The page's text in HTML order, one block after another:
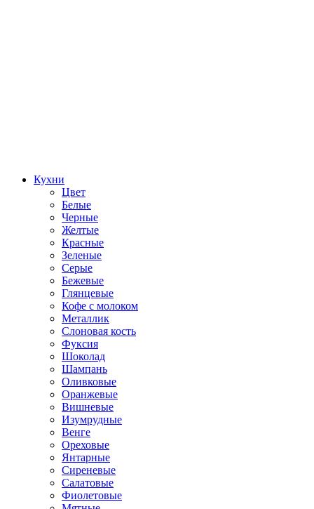
Кухни
Цвет
Белые
Черные
Желтые
Красные
Зеленые
Серые
Бежевые
Глянцевые
Кофе с молоком
Металлик
Слоновая кость
Фуксия
Шоколад
Шампань
Оливковые
Оранжевые
Вишневые
Изумрудные
Венге
Ореховые
Янтарные
Сиреневые
Салатовые
Фиолетовые